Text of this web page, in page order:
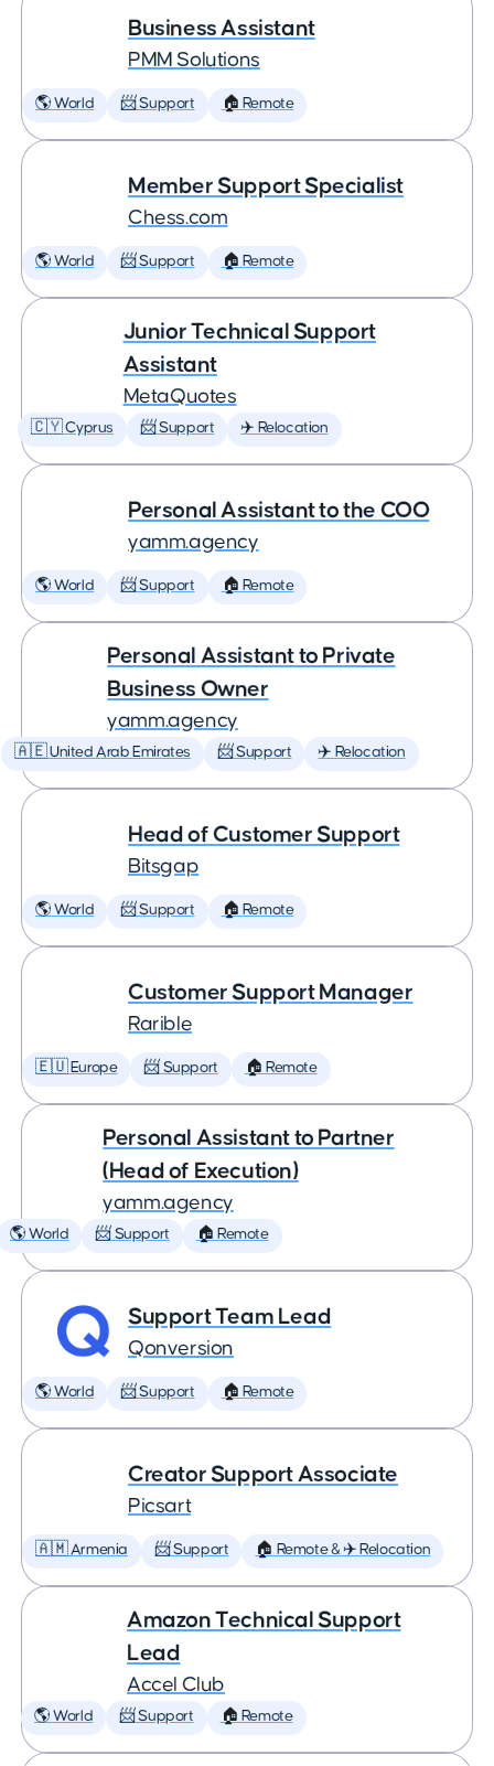
Business Assistant
PMM Solutions
🌎 World 📨 Support 🏠 Remote
Member Support Specialist
Chess.com
🌎 World 📨 Support 🏠 Remote
Junior Technical Support
Assistant
MetaQuotes
🇨🇾 Cyprus 📨 Support ✈️ Relocation
Personal Assistant to the COO
yamm.agency
🌎 World 📨 Support 🏠 Remote
Personal Assistant to Private
Business Owner
yamm.agency
🇦🇪 United Arab Emirates 📨 Support ✈️ Relocation
Head of Customer Support
Bitsgap
🌎 World 📨 Support 🏠 Remote
Customer Support Manager
Rarible
🇪🇺 Europe 📨 Support 🏠 Remote
Personal Assistant to Partner
(Head of Execution)
yamm.agency
🌎 World 📨 Support 🏠 Remote
Support Team Lead
Qonversion
🌎 World 📨 Support 🏠 Remote
Creator Support Associate
Picsart
🇦🇲 Armenia 📨 Support 🏠 Remote & ✈️ Relocation
Amazon Technical Support
Lead
Accel Club
🌎 World 📨 Support 🏠 Remote